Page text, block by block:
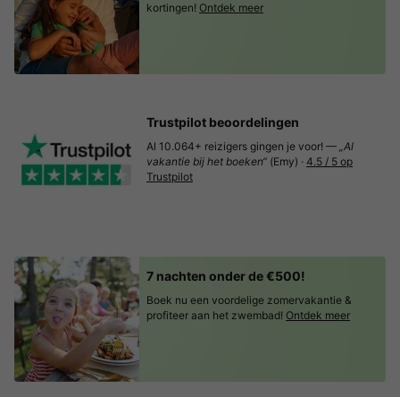
kortingen! Ontdek meer
Trustpilot beoordelingen
Al 10.064+ reizigers gingen je voor! — „Al
vakantie bij het boeken“ (Emy) · 4.5 / 5 op
Trustpilot
7 nachten onder de €500!
Boek nu een voordelige zomervakantie &
profiteer aan het zwembad! Ontdek meer